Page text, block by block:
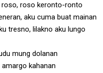
roso, roso keronto-ronto
aku cuma buat mainan
tresno, lilakno aku lungo
mung dolanan
kahanan